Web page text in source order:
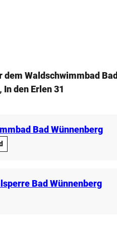
dem Waldschwimmbad
In den Erlen 31
Bad Wünnenberg
Bad Wünnenberg